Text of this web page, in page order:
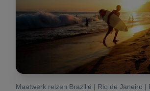
Maatwerk reizen Brazilië | Rio de Janeiro |